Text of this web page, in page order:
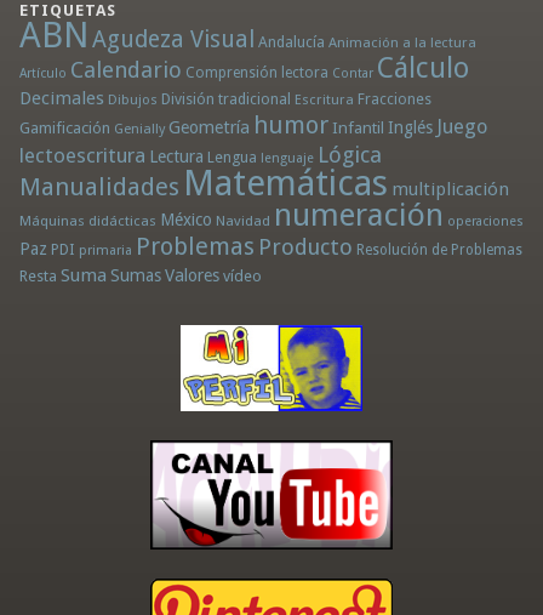
ETIQUETAS
ABN Agudeza Visual Andalucía Animación a la lectura
Artículo Calendario Comprensión lectora Contar Cálculo
Decimales Dibujos División tradicional Escritura Fracciones
Gamificación Genially Geometría humor Infantil Inglés Juego
lectoescritura Lectura Lengua lenguaje Lógica
Manualidades Matemáticas multiplicación
Máquinas didácticas México Navidad numeración operaciones
Paz PDI primaria Problemas Producto Resolución de Problemas
Resta Suma Sumas Valores vídeo